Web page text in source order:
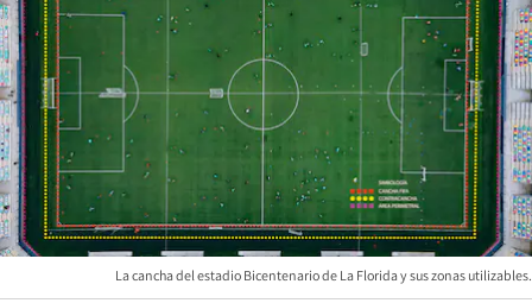
La cancha del estadio Bicentenario de La Florida y sus zonas utilizables.